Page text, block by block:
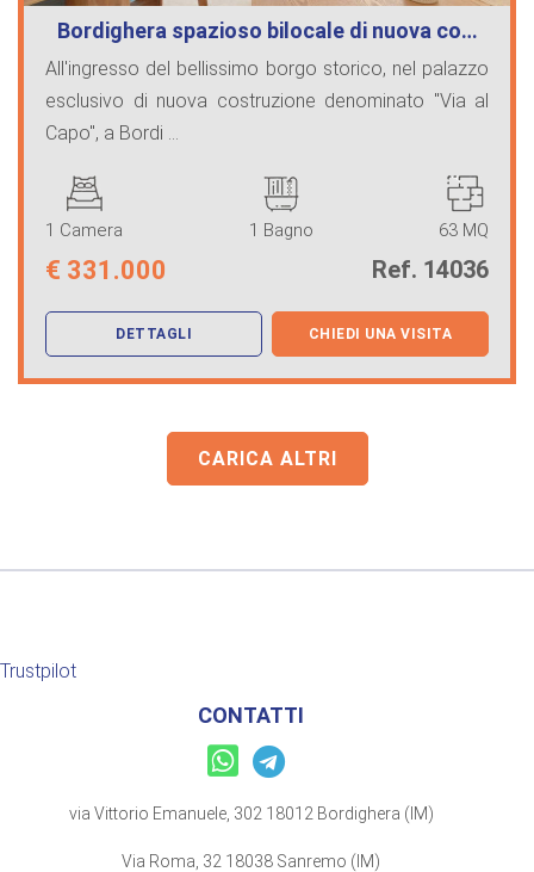
Bordighera spazioso bilocale di nuova co…
All'ingresso del bellissimo borgo storico, nel palazzo
esclusivo di nuova costruzione denominato "Via al
Capo", a Bordi ...
1 Camera 1 Bagno 63 MQ
€ 331.000 Ref. 14036
DETTAGLI CHIEDI UNA VISITA
CARICA ALTRI
Trustpilot
CONTATTI
via Vittorio Emanuele, 302 18012 Bordighera (IM)
Via Roma, 32 18038 Sanremo (IM)